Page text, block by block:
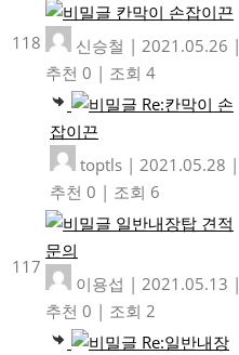
118
칸막이 손잡이끈
신승철 | 2021.05.26 |
추천 0 | 조회 4
Re:칸막이 손
잡이끈
toptls | 2021.05.28 |
추천 0 | 조회 6
117
일반내장탑 견적
문의
이용섭 | 2021.05.13 |
추천 0 | 조회 2
Re:일반내장